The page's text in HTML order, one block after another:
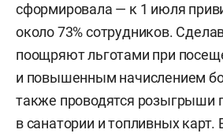
сформировала — к 1 июля
около 73% сотрудников.
поощряют льготами при
и повышенным начислением
также проводятся розыгрыши
в санатории и топливных карт.